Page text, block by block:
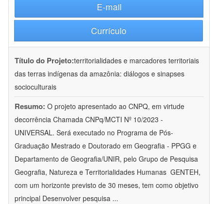
E-mail
Currículo
Título do Projeto:territorialidades e marcadores territoriais
das terras indígenas da amazônia: diálogos e sinapses
socioculturais
Resumo: O projeto apresentado ao CNPQ, em virtude
decorrência Chamada CNPq/MCTI Nº 10/2023 -
UNIVERSAL. Será executado no Programa de Pós-
Graduação Mestrado e Doutorado em Geografia - PPGG e
Departamento de Geografia/UNIR, pelo Grupo de Pesquisa
Geografia, Natureza e Territorialidades Humanas  GENTEH,
com um horizonte previsto de 30 meses, tem como objetivo
principal Desenvolver pesquisa ...